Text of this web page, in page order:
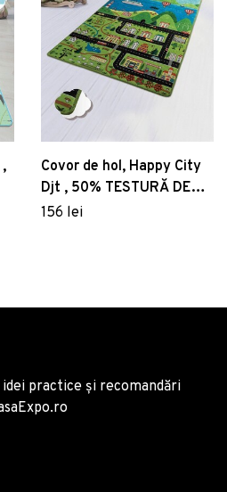
Covor de hol, Happy City
Djt , 50% TESTURĂ DE
catifea/ 50% POLIESTER,
156 lei
practice și recomandări